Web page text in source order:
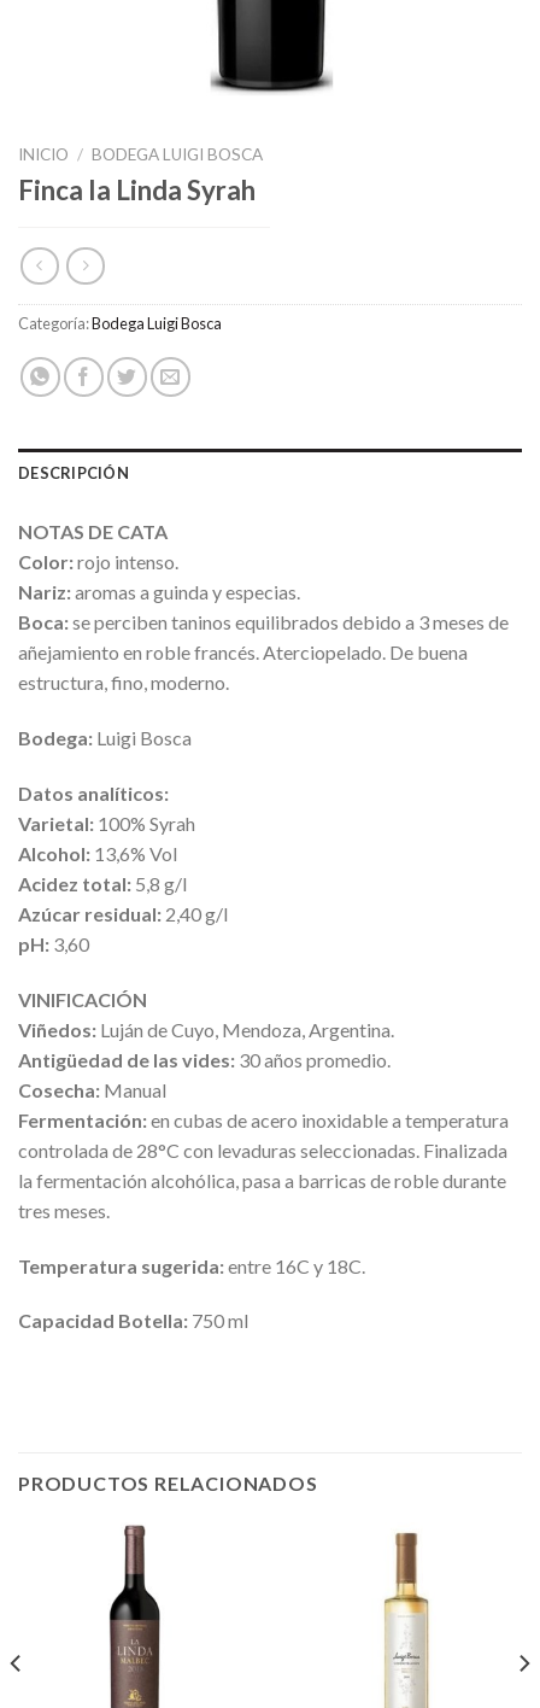
INICIO / BODEGA LUIGI BOSCA
Finca la Linda Syrah
Categoría:Bodega Luigi Bosca
DESCRIPCIÓN
NOTAS DE CATA
Color:rojo intenso.
Nariz:aromas a guinda y especias.
Boca:se perciben taninos equilibrados debido a 3 meses de
añejamiento en roble francés. Aterciopelado. De buena
estructura, fino, moderno.
Bodega: Luigi Bosca
Datos analíticos:
Varietal: 100% Syrah
Alcohol: 13,6% Vol
Acidez total: 5,8 g/l
Azúcar residual: 2,40 g/l
pH: 3,60
VINIFICACIÓN
Viñedos: Luján de Cuyo, Mendoza, Argentina.
Antigüedad de las vides: 30 años promedio.
Cosecha: Manual
Fermentación:en cubas de acero inoxidable a temperatura
controlada de 28°C con levaduras seleccionadas. Finalizada
la fermentación alcohólica, pasa a barricas de roble durante
tres meses.
Temperatura sugerida:entre 16C y 18C.
Capacidad Botella: 750 ml
PRODUCTOS RELACIONADOS